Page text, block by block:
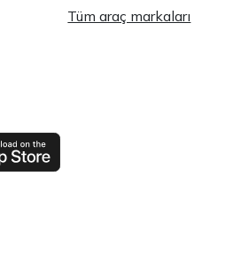
Tüm araç markaları